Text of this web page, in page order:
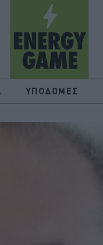
ΥΠΟΔΟΜΕΣ